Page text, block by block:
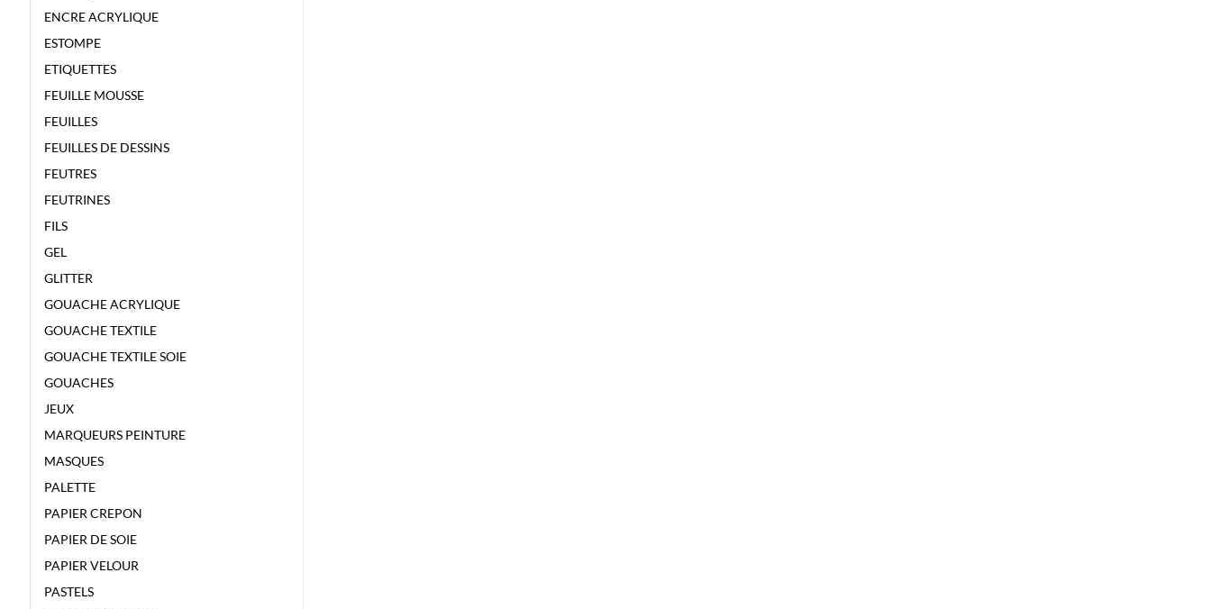
ENCRE ACRYLIQUE
ESTOMPE
ETIQUETTES
FEUILLE MOUSSE
FEUILLES
FEUILLES DE DESSINS
FEUTRES
FEUTRINES
FILS
GEL
GLITTER
GOUACHE ACRYLIQUE
GOUACHE TEXTILE
GOUACHE TEXTILE SOIE
GOUACHES
JEUX
MARQUEURS PEINTURE
MASQUES
PALETTE
PAPIER CREPON
PAPIER DE SOIE
PAPIER VELOUR
PASTELS